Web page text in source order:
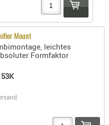
Mount
leichtes
Formfaktor